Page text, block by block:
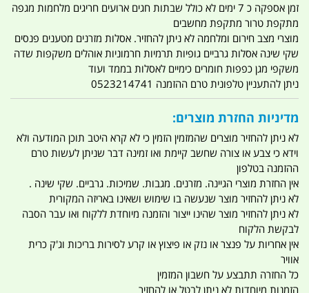
זמן אספקה כ 7 ימים לא כולל שבתות חגים ארועים חריגים מלחמות מגפה
מתקפת טרור מתקפת מחשבים
מוצרי מצב חירום ומלחמה לא ניתן להחזיר. אסלות מזרנים מטענים פנסים
שקי שינה אסלות גרביים גופיות תרמיות חרמוניות אוהלים משקפות שדה
משקפי מגן כפפות חומרים כימיים לאסלות בממד ועוד
ניתן להתעניין טלפונית טרם ההזמנה 0523214741
מדיניות החזרת מוצרים:
לא ניתן להחזיר מוצרים שהמזמין הזמין כי לא קרא היטב תוכן המודעה ולא
וידא כי צבע או צורה שחשב קיימת ואו זמינה דבר שניתן לעשות טרם
ההזמנה בטלפון
אין החזרת מוצרי הגיינה. מזרנים. מגבות. שמיכות. גרביים. שקי שינה .
לא ניתן להחזיר מוצר שנעשה בו שימוש ושאינו באריזה המקורית
לא ניתן להחזיר מוצר שהינו ייצור והזמנה מיוחדת ללקוח ואו עבר הסבה
לבקשת הלקוח
אין אחריות על פנצר או נזק או פיצוץ או קרע לסירות בריכות וג'ק כרית
אוויר
כל החזרה תתבצע על חשבון המזמין
הזמנות מיוחדות לא ניתן לבטל או להחזיר